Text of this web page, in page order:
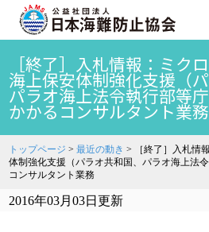
［終了］入札情報：ミク
海上保安体制強化支援（
パラオ海上法令執行部等
かかるコンサルタント業務
トップページ >最近の動き >
［終了］入札情
体制強化支援（パラオ共和国、パラオ海上法
コンサルタント業務
2016年03月03日更新